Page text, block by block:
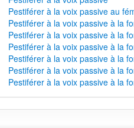
Pestiférer à la voix passive au
Pestiférer à la voix passive à la
Pestiférer à la voix passive à la
Pestiférer à la voix passive à la
Pestiférer à la voix passive à la
Pestiférer à la voix passive à la
Pestiférer à la voix passive à la